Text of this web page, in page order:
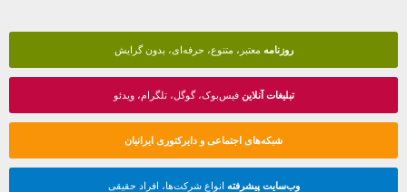
روزنامه معتبر، متنوع، حرفه‌ای، بدون گرایش
تبلیغات آنلاینفیس‌بوک، گوگل، تلگرام، ویدئو
شبکه‌های اجتماعی و دایرکتوری ایرانیان
وب‌سایت پیشرفته انواع شرکت‌ها، افراد حقیقی